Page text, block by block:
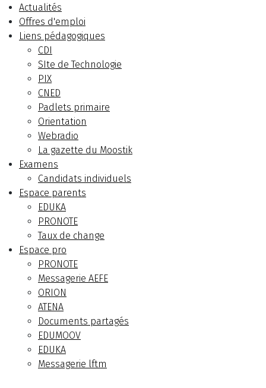
Actualités
Offres d'emploi
Liens pédagogiques
CDI
SIte de Technologie
PIX
CNED
Padlets primaire
Orientation
Webradio
La gazette du Moostik
Examens
Candidats individuels
Espace parents
EDUKA
PRONOTE
Taux de change
Espace pro
PRONOTE
Messagerie AEFE
ORION
ATENA
Documents partagés
EDUMOOV
EDUKA
Messagerie lftm